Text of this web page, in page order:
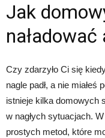
Jak
Czy zdarzyło Ci się
nagle padł, a nie miałeś
istnieje kilka domowych
w nagłych sytuacjach.
prostych metod, które